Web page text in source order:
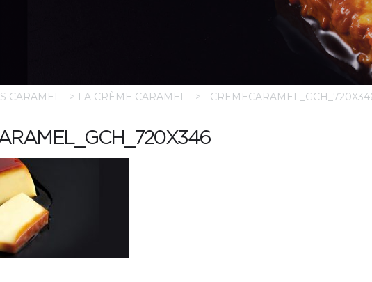
CARAMEL > LA CRÈME CARAMEL >